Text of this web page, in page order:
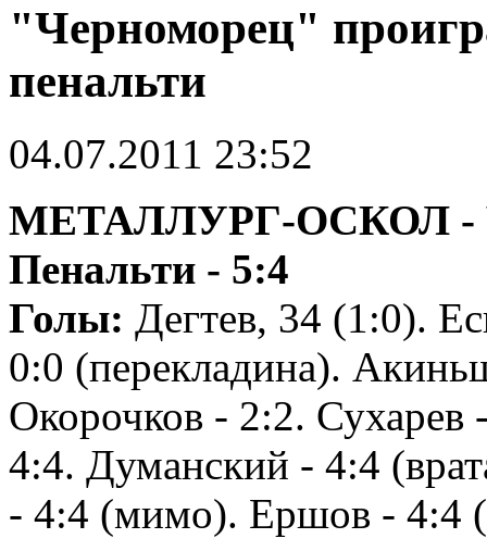
"Черноморец"
пенальти
04.07.2011 23:52
МЕТАЛЛУРГ-ОСКОЛ -
Пенальти - 5:4
Голы: Дегтев, 34 (1:0).
0:0 (перекладина).
Окорочков - 2:2.
4:4. Думанский - 4:4
- 4:4 (мимо). Ершов - 4:4